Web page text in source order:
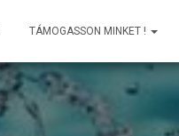
TÁMOGASSON MINKET !